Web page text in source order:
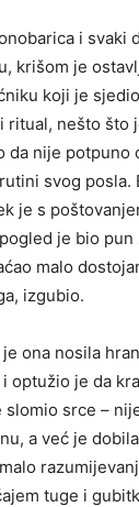
i svaki
krišom je
koji je
ritual, nešto što
da nije potpuno
svog posla.
je s
je bio pun
malo
izgubio.
ona nosila
optužio je da
srce –
a već je
tuge i